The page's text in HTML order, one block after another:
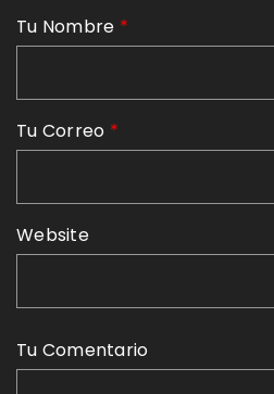
Tu Nombre *
Tu Correo *
Website
Tu Comentario